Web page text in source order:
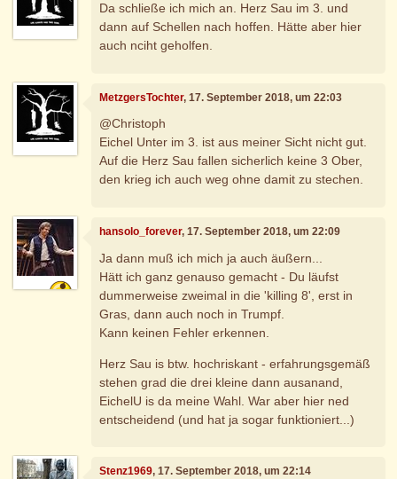
Da schließe ich mich an. Herz Sau im 3. und
dann auf Schellen nach hoffen. Hätte aber hier
auch nciht geholfen.
MetzgersTochter, 17. September 2018, um 22:03
@Christoph
Eichel Unter im 3. ist aus meiner Sicht nicht gut.
Auf die Herz Sau fallen sicherlich keine 3 Ober,
den krieg ich auch weg ohne damit zu stechen.
hansolo_forever, 17. September 2018, um 22:09
Ja dann muß ich mich ja auch äußern...
Hätt ich ganz genauso gemacht - Du läufst
dummerweise zweimal in die 'killing 8', erst in
Gras, dann auch noch in Trumpf.
Kann keinen Fehler erkennen.
Herz Sau is btw. hochriskant - erfahrungsgemäß
stehen grad die drei kleine dann ausanand,
EichelU is da meine Wahl. War aber hier ned
entscheidend (und hat ja sogar funktioniert...)
Stenz1969, 17. September 2018, um 22:14